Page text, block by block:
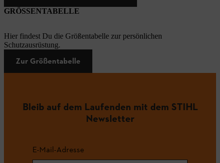
GRÖSSENTABELLE
Hier findest Du die Größentabelle zur persönlichen
Schutzausrüstung.
Zur Größentabelle
Bleib auf dem Laufenden mit dem STIHL
Newsletter
E-Mail-Adresse